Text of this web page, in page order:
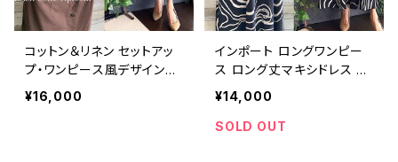
コットン＆リネン セットアッ
プ・ワンピース風デザイン｜
トップス＆ロングスカート｜
ブラウン系
¥16,000
インポート ロングワンピー
ス ロング丈マキシドレス モ
ノトーン・ウェーブプリント
ベアトップ ウエスト切り替
え /ブラック＆ホワイト
¥14,000
SOLD OUT